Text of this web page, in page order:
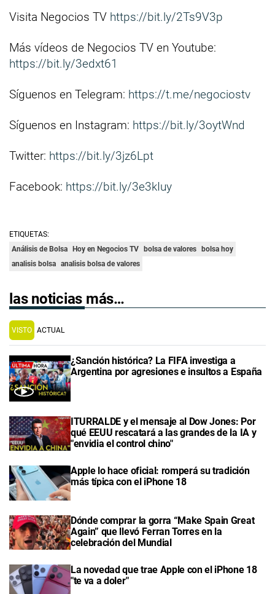
Visita Negocios TV https://bit.ly/2Ts9V3p
Más vídeos de Negocios TV en Youtube:
https://bit.ly/3edxt61
Síguenos en Telegram: https://t.me/negociostv
Síguenos en Instagram: https://bit.ly/3oytWnd
Twitter: https://bit.ly/3jz6Lpt
Facebook: https://bit.ly/3e3kIuy
ETIQUETAS:
Análisis de Bolsa
Hoy en Negocios TV bolsa de valores
bolsa hoy
analisis bolsa analisis bolsa de valores
las noticias más…
VISTO ACTUAL
¿Sanción histórica? La FIFA investiga a
Argentina por agresiones e insultos a España
ITURRALDE y el mensaje al Dow Jones: Por
qué EEUU rescatará a las grandes de la IA y
"envidia el control chino"
Apple lo hace oficial: romperá su tradición
más típica con el iPhone 18
Dónde comprar la gorra “Make Spain Great
Again” que llevó Ferran Torres en la
celebración del Mundial
La novedad que trae Apple con el iPhone 18
"te va a doler"